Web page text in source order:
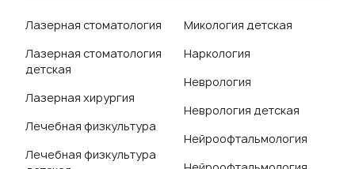
Лазерная стоматология
Лазерная стоматология
детская
Лазерная хирургия
Лечебная физкультура
Лечебная физкультура
Микология детская
Наркология
Неврология
Неврология детская
Нейроофтальмология